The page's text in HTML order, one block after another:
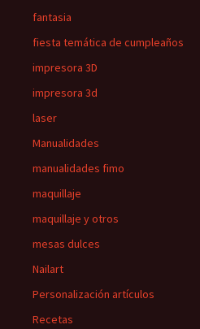
fantasia
fiesta temática de cumpleaños
impresora 3D
impresora 3d
laser
Manualidades
manualidades fimo
maquillaje
maquillaje y otros
mesas dulces
Nailart
Personalización artículos
Recetas